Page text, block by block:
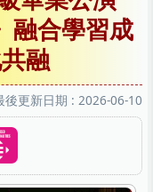
融合學習成
融
後更新日期 : 2026-06-10